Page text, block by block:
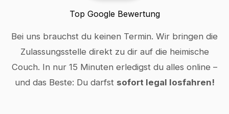
Top Google Bewertung
Bei uns brauchst du keinen Termin. Wir bringen die
Zulassungsstelle direkt zu dir auf die heimische
Couch. In nur 15 Minuten erledigst du alles online –
und das Beste: Du darfst sofort legal losfahren!